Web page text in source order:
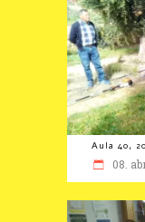
Aula 40,
08.